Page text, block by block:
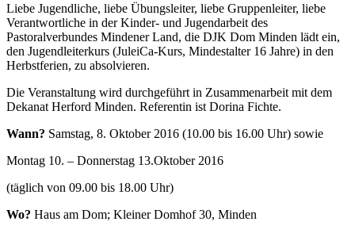
Liebe Jugendliche, liebe Übungsleiter, liebe Gruppenleiter, liebe
Verantwortliche in der Kinder- und Jugendarbeit des
Pastoralverbundes Mindener Land, die DJK Dom Minden lädt ein,
den Jugendleiterkurs (JuleiCa-Kurs, Mindestalter 16 Jahre) in den
Herbstferien, zu absolvieren.
Die Veranstaltung wird durchgeführt in Zusammenarbeit mit dem
Dekanat Herford Minden. Referentin ist Dorina Fichte.
Wann? Samstag, 8. Oktober 2016 (10.00 bis 16.00 Uhr) sowie
Montag 10. – Donnerstag 13.Oktober 2016
(täglich von 09.00 bis 18.00 Uhr)
Wo? Haus am Dom; Kleiner Domhof 30, Minden